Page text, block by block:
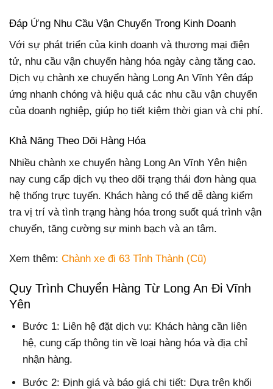
Đáp Ứng Nhu Cầu Vận Chuyển Trong Kinh Doanh
Với sự phát triển của kinh doanh và thương mại điện
tử, nhu cầu vận chuyển hàng hóa ngày càng tăng cao.
Dịch vụ chành xe chuyển hàng Long An Vĩnh Yên đáp
ứng nhanh chóng và hiệu quả các nhu cầu vận chuyển
của doanh nghiệp, giúp họ tiết kiệm thời gian và chi phí.
Khả Năng Theo Dõi Hàng Hóa
Nhiều chành xe chuyển hàng Long An Vĩnh Yên hiện
nay cung cấp dịch vụ theo dõi trạng thái đơn hàng qua
hệ thống trực tuyến. Khách hàng có thể dễ dàng kiểm
tra vị trí và tình trạng hàng hóa trong suốt quá trình vận
chuyển, tăng cường sự minh bạch và an tâm.
Xem thêm: Chành xe đi 63 Tỉnh Thành (Cũ)
Quy Trình Chuyển Hàng Từ Long An Đi Vĩnh
Yên
Bước 1: Liên hệ đặt dịch vụ: Khách hàng cần liên
hệ, cung cấp thông tin về loại hàng hóa và địa chỉ
nhận hàng.
Bước 2: Định giá và báo giá chi tiết: Dựa trên khối